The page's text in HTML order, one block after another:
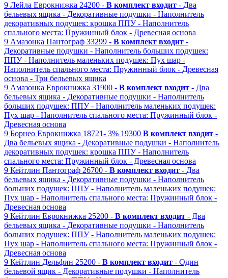
9 Лейла Еврокнижка 24200 - В комплект входит - Два
бельевых ящика - Декоративные подушки - Наполнитель
декоративных подушек: крошка ППУ - Наполнитель
спального места: Пружинный блок - Древесная основа
9 Амазонка Пантограф 33299 - В комплект входит -
Декоративные подушки - Наполнитель больших подушек:
ППУ - Наполнитель маленьких подушек: Пух шар -
Наполнитель спального места: Пружинный блок - Древесная
основа - Три бельевых ящика
9 Амазонка Еврокнижка 31900 - В комплект входит - Два
бельевых ящика - Декоративные подушки - Наполнитель
больших подушек: ППУ - Наполнитель маленьких подушек:
Пух шар - Наполнитель спального места: Пружинный блок -
Древесная основа
9 Борнео Еврокнижка 18721- 3% 19300 В комплект входит -
Два бельевых ящика - Декоративные подушки - Наполнитель
декоративных подушек: крошка ППУ - Наполнитель
спального места: Пружинный блок - Древесная основа
9 Кейтлин Пантограф 26700 - В комплект входит - Два
бельевых ящика - Декоративные подушки - Наполнитель
больших подушек: ППУ - Наполнитель маленьких подушек:
Пух шар - Наполнитель спального места: Пружинный блок -
Древесная основа
9 Кейтлин Еврокнижка 25200 - В комплект входит - Два
бельевых ящика - Декоративные подушки - Наполнитель
больших подушек: ППУ - Наполнитель маленьких подушек:
Пух шар - Наполнитель спального места: Пружинный блок -
Древесная основа
9 Кейтлин Дельфин 25200 - В комплект входит - Один
бельевой ящик - Декоративные подушки - Наполнитель